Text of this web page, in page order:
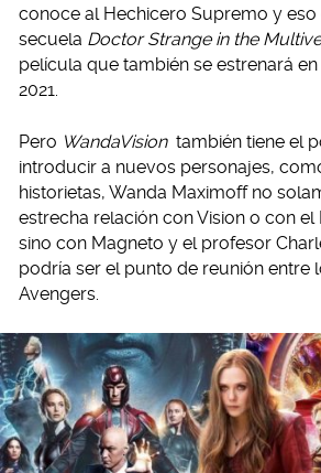
conoce al Hechicero Supremo y eso
secuela Doctor Strange in the
película que también se estrenará
2021.
Pero WandaVision también tiene el
introducir a nuevos personajes,
historietas, Wanda Maximoff no
estrecha relación con Vision o con el
sino con Magneto y el profesor
podría ser el punto de reunión entre
Avengers.